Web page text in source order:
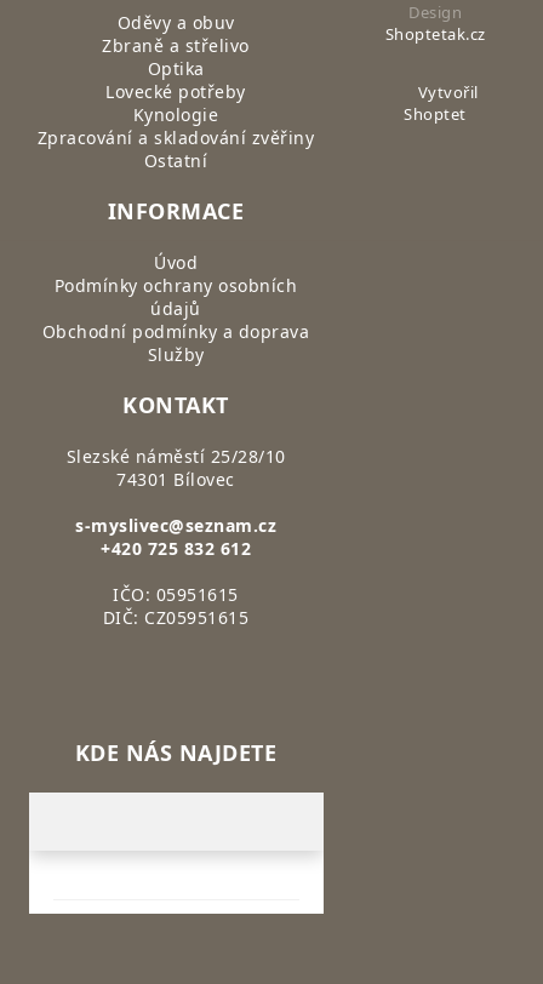
Oděvy a obuv
Zbraně a střelivo
Optika
Lovecké potřeby
Kynologie
Zpracování a skladování zvěřiny
Ostatní
INFORMACE
Úvod
Podmínky ochrany osobních
údajů
Obchodní podmínky a doprava
Služby
KONTAKT
Slezské náměstí 25/28/10
74301 Bílovec
s-myslivec@seznam.cz
+420 725 832 612
IČO: 05951615
DIČ: CZ05951615
KDE NÁS NAJDETE
Design
Shoptetak.cz
Vytvořil
Shoptet